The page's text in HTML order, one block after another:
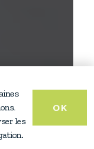
les
OK